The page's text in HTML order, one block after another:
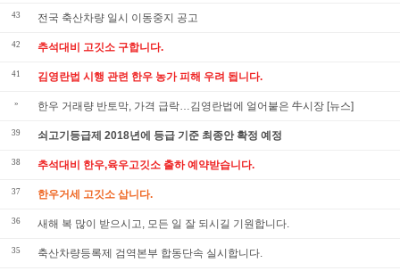
43 전국 축산차량 일시 이동중지 공고
42 추석대비 고깃소 구합니다.
41 김영란법 시행 관련 한우 농가 피해 우려 됩니다.
» 한우 거래량 반토막, 가격 급락…김영란법에 얼어붙은 牛시장 [뉴스]
39 쇠고기등급제 2018년에 등급 기준 최종안 확정 예정
38 추석대비 한우,육우고깃소 출하 예약받습니다.
37 한우거세 고깃소 삽니다.
36 새해 복 많이 받으시고, 모든 일 잘 되시길 기원합니다.
35 축산차량등록제 검역본부 합동단속 실시합니다.